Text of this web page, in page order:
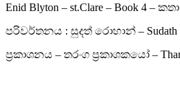
Enid Blyton – st.Clare – Book 4 –
පරිවර්තනය : සුදත් රොහාන් – Sudath
ප්‍රකාශනය – තරංග ප්‍රකාශකයෝ –